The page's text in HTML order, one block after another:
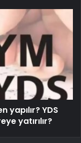
yapılır? YDS
yatırılır?